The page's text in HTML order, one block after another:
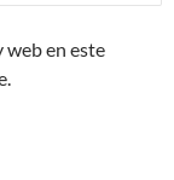
en este